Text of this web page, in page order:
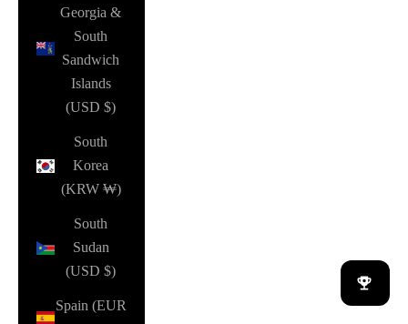
Georgia &
South
Sandwich
Islands
(USD $)
South
Korea
(KRW ₩)
South
Sudan
(USD $)
Spain (EUR